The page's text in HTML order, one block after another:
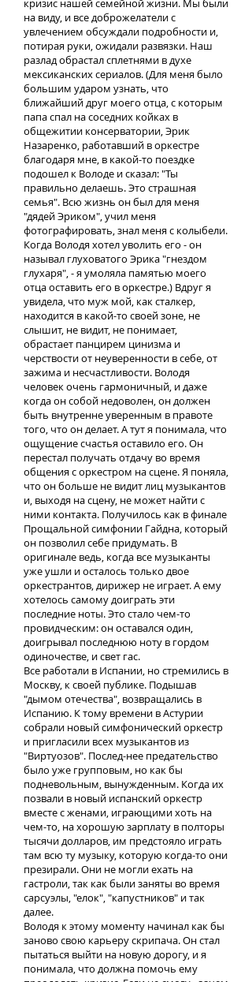
кризис нашей семейной жизни. Мы были
на виду, и все доброжелатели с
увлечением обсуждали подробности и,
потирая руки, ожидали развязки. Наш
разлад обрастал сплетнями в духе
мексиканских сериалов. (Для меня было
большим ударом узнать, что
ближайший друг моего отца, с которым
папа спал на соседних койках в
общежитии консерватории, Эрик
Назаренко, работавший в оркестре
благодаря мне, в какой-то поездке
подошел к Володе и сказал: "Ты
правильно делаешь. Это страшная
семья". Всю жизнь он был для меня
"дядей Эриком", учил меня
фотографировать, знал меня с колыбели.
Когда Володя хотел уволить его - он
называл глуховатого Эрика "гнездом
глухаря", - я умоляла памятью моего
отца оставить его в оркестре.) Вдруг я
увидела, что муж мой, как сталкер,
находится в какой-то своей зоне, не
слышит, не видит, не понимает,
обрастает панцирем цинизма и
черствости от неуверенности в себе, от
зажима и несчастливости. Володя
человек очень гармоничный, и даже
когда он собой недоволен, он должен
быть внутренне уверенным в правоте
того, что он делает. А тут я понимала, что
ощущение счастья оставило его. Он
перестал получать отдачу во время
общения с оркестром на сцене. Я поняла,
что он больше не видит лиц музыкантов
и, выходя на сцену, не может найти с
ними контакта. Получилось как в финале
Прощальной симфонии Гайдна, который
он позволил себе придумать. В
оригинале ведь, когда все музыканты
уже ушли и осталось только двое
оркестрантов, дирижер не играет. А ему
хотелось самому доиграть эти
последние ноты. Это стало чем-то
провидческим: он оставался один,
доигрывал последнюю ноту в гордом
одиночестве, и свет гас.
Все работали в Испании, но стремились в
Москву, к своей публике. Подышав
"дымом отечества", возвращались в
Испанию. К тому времени в Астурии
собрали новый симфонический оркестр
и пригласили всех музыкантов из
"Виртуозов". Послед-нее предательство
было уже групповым, но как бы
подневольным, вынужденным. Когда их
позвали в новый испанский оркестр
вместе с женами, играющими хоть на
чем-то, на хорошую зарплату в полторы
тысячи долларов, им предстояло играть
там всю ту музыку, которую когда-то они
презирали. Они не могли ехать на
гастроли, так как были заняты во время
сарсуэлы, "елок", "капустников" и так
далее.
Володя к этому моменту начинал как бы
заново свою карьеру скрипача. Он стал
пытаться выйти на новую дорогу, и я
понимала, что должна помочь ему